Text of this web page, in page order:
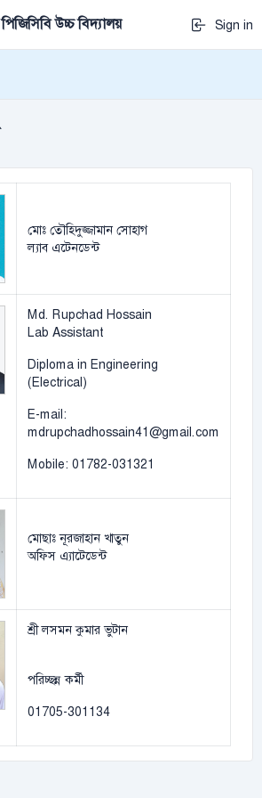
পিজিসিবি উচ্চ বিদ্যালয় Sign in
মোঃ তৌহিদুজ্জামান সোহাগ
ল্যাব এটেনডেন্ট
Md. Rupchad Hossain
Lab Assistant
Diploma in Engineering
(Electrical)
E-mail:
mdrupchadhossain41@gmail.com
Mobile: 01782-031321
মোছাঃ নূরজাহান খাতুন
অফিস এ্যাটেডেন্ট
শ্রী লসমন কুমার ভুটান
পরিচ্ছন্ন কর্মী
01705-301134